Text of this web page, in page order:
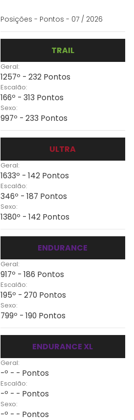
Posições - Pontos - 07 / 2026
TRAIL
Geral:
1257º - 232 Pontos
Escalão:
166º - 313 Pontos
Sexo:
997º - 233 Pontos
ULTRA
Geral:
1633º - 142 Pontos
Escalão:
346º - 187 Pontos
Sexo:
1380º - 142 Pontos
ENDURANCE
Geral:
917º - 186 Pontos
Escalão:
195º - 270 Pontos
Sexo:
799º - 190 Pontos
ENDURANCE XL
Geral:
-º - - Pontos
Escalão:
-º - - Pontos
Sexo:
-º - - Pontos